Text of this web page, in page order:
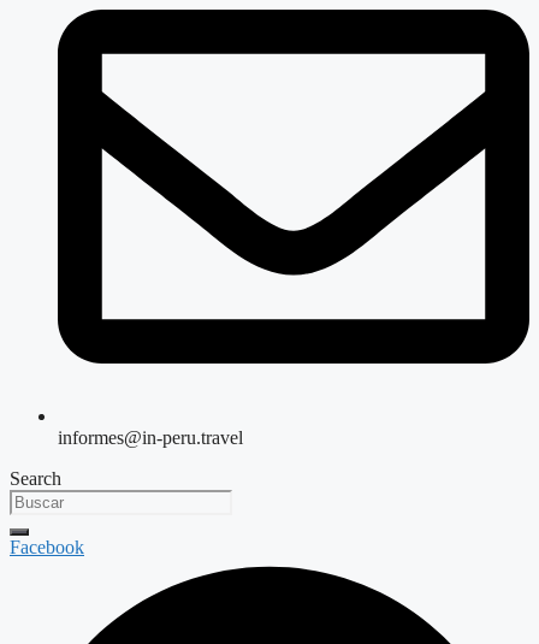
informes@in-peru.travel
Search
Facebook